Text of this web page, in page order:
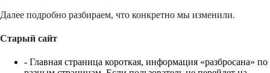
Далее подробно разбираем, что конкретно мы изменили.
Старый сайт
- Главная страница короткая, информация «разбросана» по